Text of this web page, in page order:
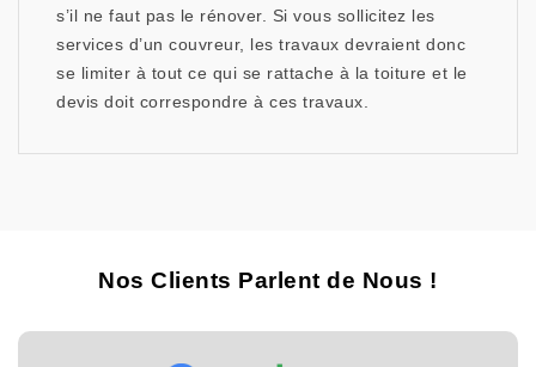
s’il ne faut pas le rénover. Si vous sollicitez les
services d’un couvreur, les travaux devraient donc
se limiter à tout ce qui se rattache à la toiture et le
devis doit correspondre à ces travaux.
Nos Clients Parlent de Nous !